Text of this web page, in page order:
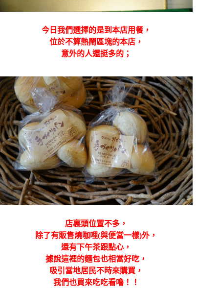
今日我們選擇的是到本店用餐，
位於不算熱鬧區塊的本店，
意外的人還挺多的；
店裏頭位置不多，
除了有販售燒咖哩(與便當一樣)外，
還有下午茶跟點心，
據說這裡的麵包也相當好吃，
吸引當地居民不時來購買，
我們也買來吃吃看嚕！！